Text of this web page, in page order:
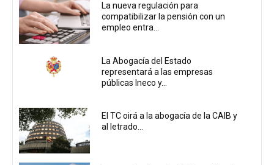
La nueva regulación para
compatibilizar la pensión con un
empleo entra...
La Abogacía del Estado
representará a las empresas
públicas Ineco y...
El TC oirá a la abogacía de la CAIB y
al letrado...